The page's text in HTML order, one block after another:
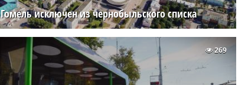
Гомель исключен из чернобыльского списка
269